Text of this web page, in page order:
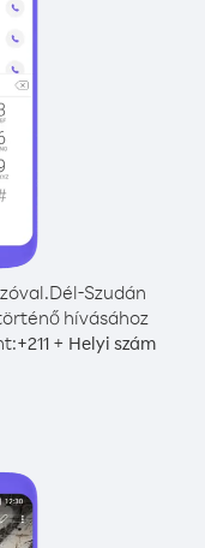
Dél-Szudán
hívásához
+211+ Helyi szám